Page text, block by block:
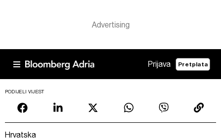
Prijava Pretplata
PODIJELI VIJEST
Hrvatska